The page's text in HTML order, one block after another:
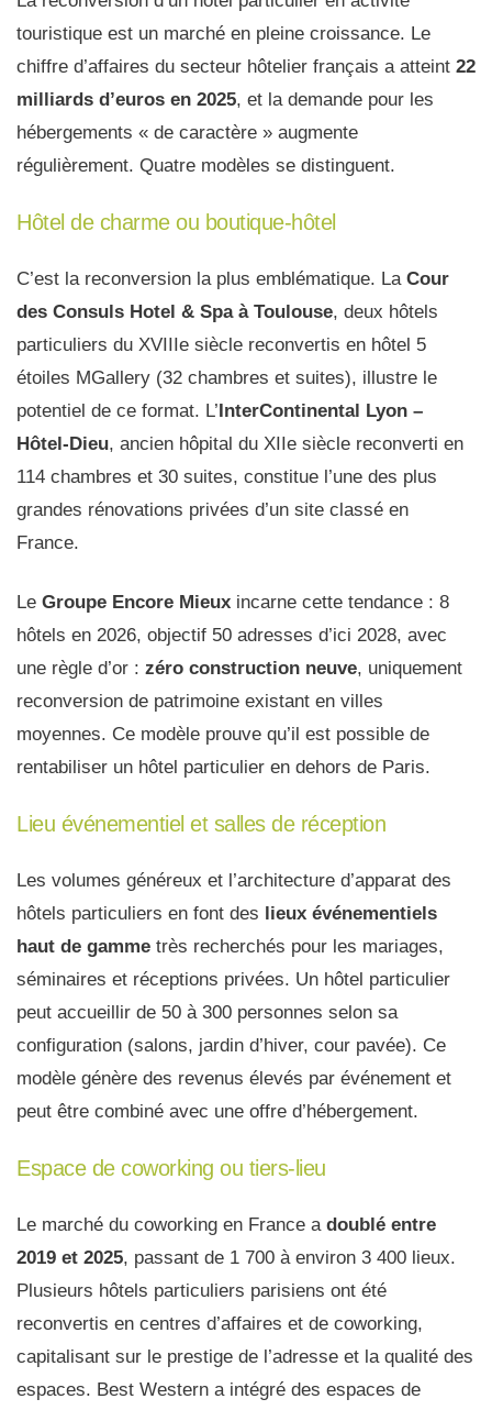
touristique est un marché en pleine croissance. Le
chiffre d’affaires du secteur hôtelier français a atteint 22
milliards d’euros en 2025, et la demande pour les
hébergements « de caractère » augmente
régulièrement. Quatre modèles se distinguent.
Hôtel de charme ou boutique-hôtel
C’est la reconversion la plus emblématique. La Cour
des Consuls Hotel & Spa à Toulouse, deux hôtels
particuliers du XVIIIe siècle reconvertis en hôtel 5
étoiles MGallery (32 chambres et suites), illustre le
potentiel de ce format. L’InterContinental Lyon –
Hôtel-Dieu, ancien hôpital du XIIe siècle reconverti en
114 chambres et 30 suites, constitue l’une des plus
grandes rénovations privées d’un site classé en
France.
Le Groupe Encore Mieux incarne cette tendance : 8
hôtels en 2026, objectif 50 adresses d’ici 2028, avec
une règle d’or : zéro construction neuve, uniquement
reconversion de patrimoine existant en villes
moyennes. Ce modèle prouve qu’il est possible de
rentabiliser un hôtel particulier en dehors de Paris.
Lieu événementiel et salles de réception
Les volumes généreux et l’architecture d’apparat des
hôtels particuliers en font des lieux événementiels
haut de gamme très recherchés pour les mariages,
séminaires et réceptions privées. Un hôtel particulier
peut accueillir de 50 à 300 personnes selon sa
configuration (salons, jardin d’hiver, cour pavée). Ce
modèle génère des revenus élevés par événement et
peut être combiné avec une offre d’hébergement.
Espace de coworking ou tiers-lieu
Le marché du coworking en France a doublé entre
2019 et 2025, passant de 1 700 à environ 3 400 lieux.
Plusieurs hôtels particuliers parisiens ont été
reconvertis en centres d’affaires et de coworking,
capitalisant sur le prestige de l’adresse et la qualité des
espaces. Best Western a intégré des espaces de